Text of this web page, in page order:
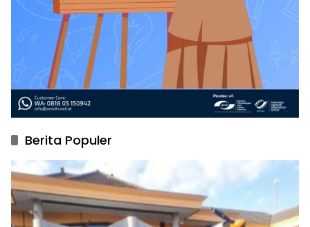
Berita Populer